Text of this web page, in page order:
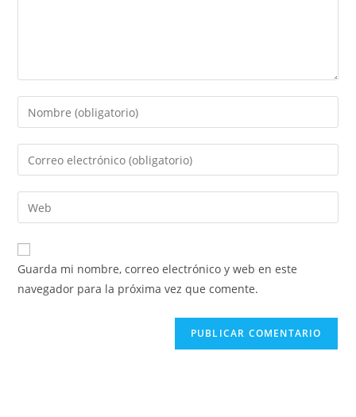
Guarda mi nombre, correo electrónico y web en este
navegador para la próxima vez que comente.